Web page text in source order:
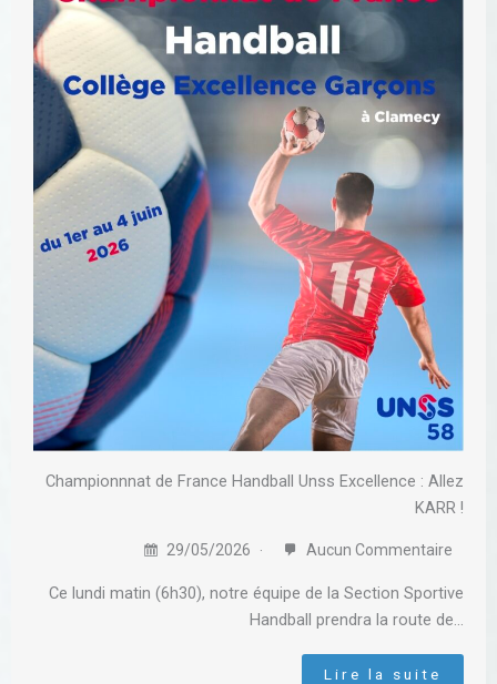
Championnnat de France Handball Unss Excellence : Allez
KARR !
29/05/2026 Aucun Commentaire
Ce lundi matin (6h30), notre équipe de la Section Sportive
Handball prendra la route de…
Lire la suite